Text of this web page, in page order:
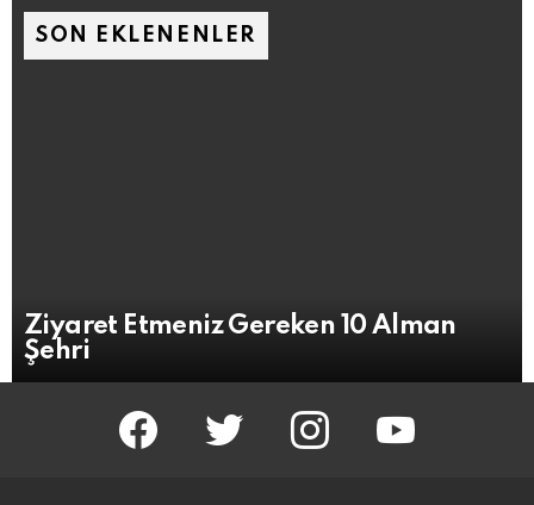
SON EKLENENLER
Ziyaret Etmeniz Gereken 10 Alman
Şehri
facebook twitter instagram youtube